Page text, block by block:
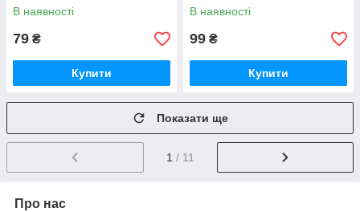
В наявності
79 ₴
Купити
В наявності
99 ₴
Купити
Показати ще
1 / 11
Про нас